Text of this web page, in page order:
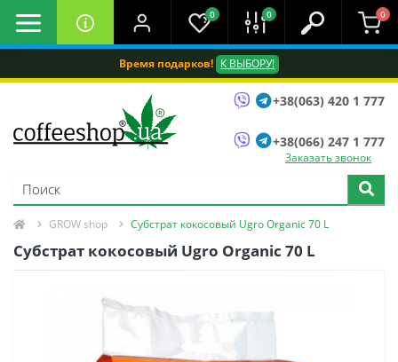
Время подарков! К ВЫБОРУ!
0 0 0
+38(063) 420 1 777
+38(066) 247 1 777
Заказать звонок
GROW shop Субстрат кокосовый Ugro Organic 70 L
Субстрат кокосовый Ugro Organic 70 L